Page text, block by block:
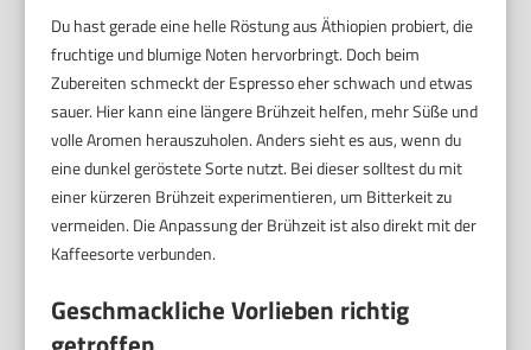
Du hast gerade eine helle Röstung aus Äthiopien probiert, die
fruchtige und blumige Noten hervorbringt. Doch beim
Zubereiten schmeckt der Espresso eher schwach und etwas
sauer. Hier kann eine längere Brühzeit helfen, mehr Süße und
volle Aromen herauszuholen. Anders sieht es aus, wenn du
eine dunkel geröstete Sorte nutzt. Bei dieser solltest du mit
einer kürzeren Brühzeit experimentieren, um Bitterkeit zu
vermeiden. Die Anpassung der Brühzeit ist also direkt mit der
Kaffeesorte verbunden.
Geschmackliche Vorlieben richtig